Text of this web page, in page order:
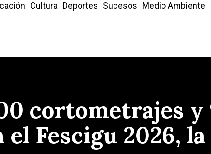
Cultura Deportes Sucesos Medio Ambiente
cortometrajes y
Fescigu 2026,